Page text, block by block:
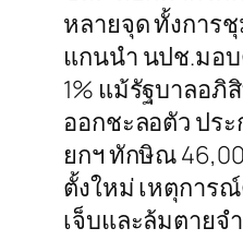
หลายจุด ทั้งการ
แกนนำ นปช.มอบ
1% แม้รัฐบาลอภิ
ออกชะลอตัว ปร
ยกฯ ทักษิณ
ตั้งใหม่ เหตุการ
เจ็บและล้มตายจ